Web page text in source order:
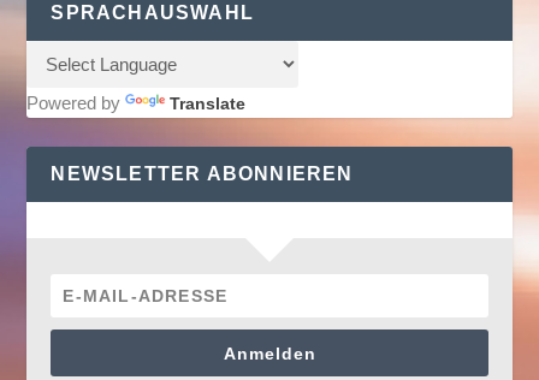
SPRACHAUSWAHL
Powered by Translate
NEWSLETTER ABONNIEREN
Anmelden